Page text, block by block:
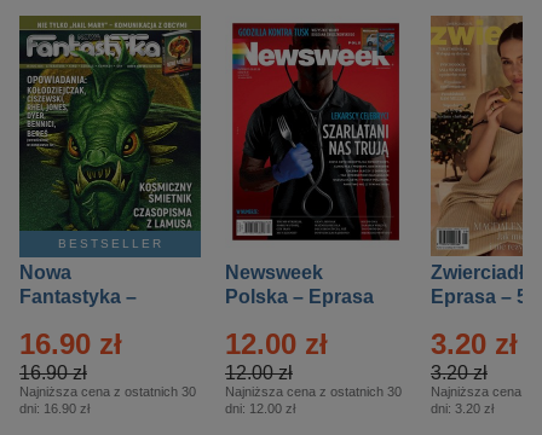
BESTSELLER
Nowa
Fantastyka –
16.90 zł
16.90 zł
Najniższa cena z ostatnich 30
dni: 16.90 zł
Newsweek
Polska – Eprasa
12.00 zł
12.00 zł
Najniższa cena z ostatnich 30
dni: 12.00 zł
Zwierciadło
Eprasa – 5/
3.20 zł
3.20 zł
Najniższa cena z
dni: 3.20 zł